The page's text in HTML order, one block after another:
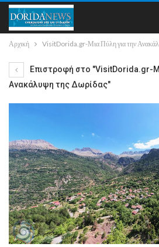
Αρχική VisitDorida.gr-Μια Πύλη για την
Επιστροφή στο "VisitDorida.gr-
Ανακάλυψη της Δωρίδας"